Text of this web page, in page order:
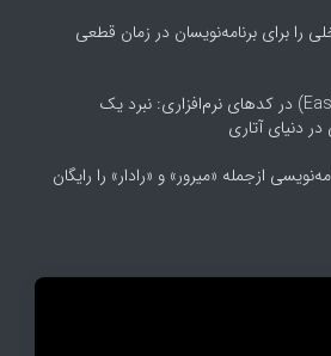
برای برنامه‌نویسان در زمان قطعی
تخم‌مرغ شانسی (Easter Egg) در کدهای نرم‌افزاری: نبرد یک
دنیای آتاری
ازجمله «میرور» و «رادار» را رایگان